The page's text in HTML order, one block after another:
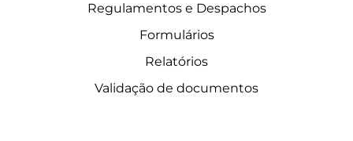
Regulamentos e Despachos
Formulários
Relatórios
Validação de documentos